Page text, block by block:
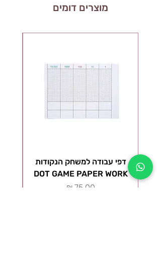
מוצרים דומים
דפי עבודה למשחק הנקודות
DOT GAME PAPER WORK
מחיר